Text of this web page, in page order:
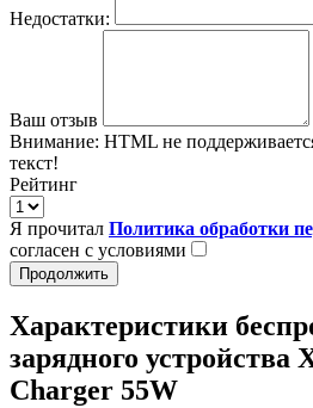
Недостатки:
Ваш отзыв
Внимание: HTML не
текст!
Рейтинг
Я прочитал Политика обработки
согласен с условиями
Продолжить
Характеристики
зарядного устройства
Charger 55W